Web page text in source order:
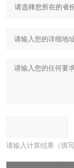
请输入计算结果（填